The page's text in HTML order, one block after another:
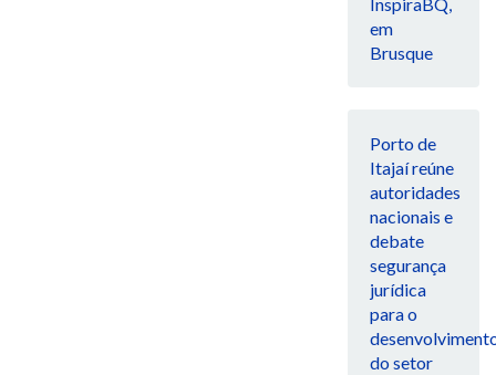
em
Brusque
Porto de
Itajaí reúne
autoridades
nacionais e
debate
segurança
jurídica
para o
do setor